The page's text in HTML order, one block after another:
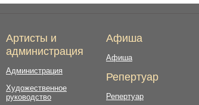
Артисты и
администрация
Администрация
Художественное
руководство
Афиша
Афиша
Репертуар
Репертуар